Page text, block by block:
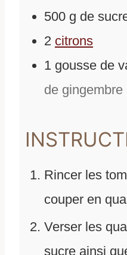
500 g de
2 citrons
1 gousse de
de gingembre
Rincer les
couper en
Verser les
sucre ainsi